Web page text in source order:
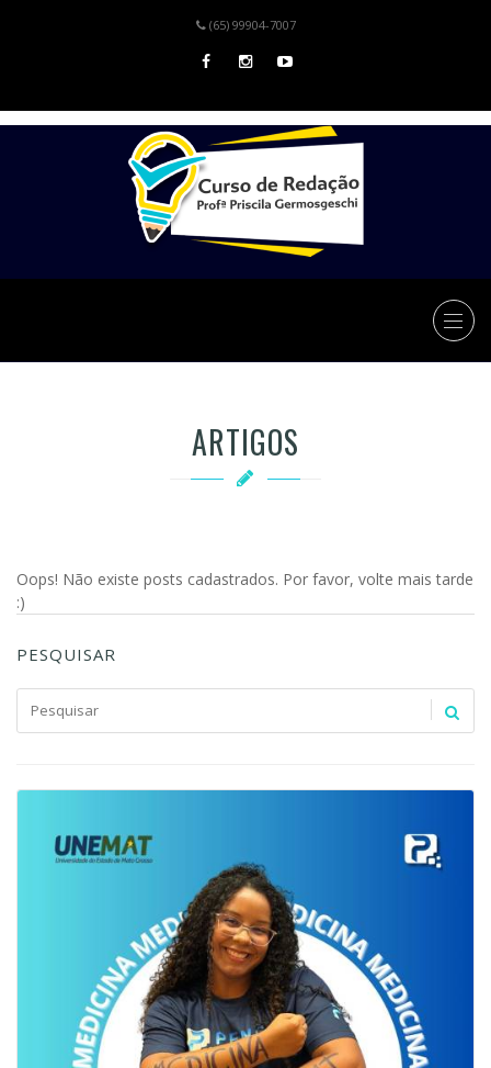
(65) 99904-7007
ARTIGOS
Oops! Não existe posts cadastrados. Por favor, volte mais tarde
:)
PESQUISAR